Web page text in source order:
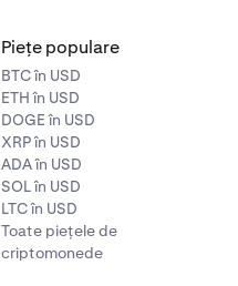
Piețe populare
BTC în USD
ETH în USD
DOGE în USD
XRP în USD
ADA în USD
SOL în USD
LTC în USD
Toate piețele de
criptomonede